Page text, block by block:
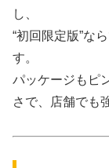
し、
“初回限定版”な
す。
パッケージもピ
さで、店舗でも